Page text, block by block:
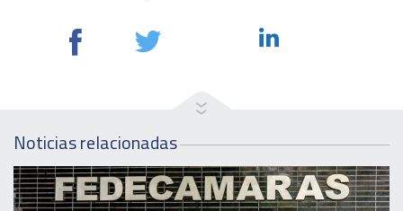
Noticias relacionadas